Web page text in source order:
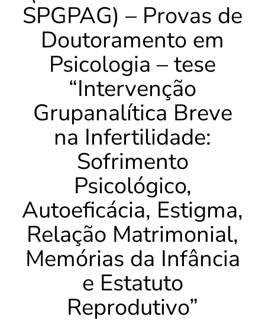
SPGPAG) – Provas de
Doutoramento em
Psicologia – tese
“Intervenção
Grupanalítica Breve
na Infertilidade:
Sofrimento
Psicológico,
Autoeficácia, Estigma,
Relação Matrimonial,
Memórias da Infância
e Estatuto
Reprodutivo”